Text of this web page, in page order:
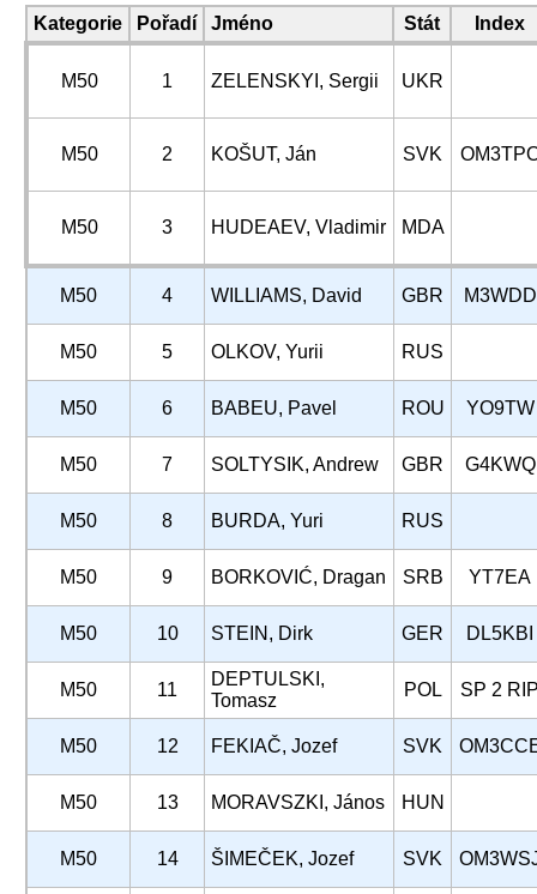
Kategorie Pořadí Jméno Stát Index
M50 1 ZELENSKYI, Sergii UKR
M50 2 KOŠUT, Ján SVK
M50 3 HUDEAEV, Vladimir MDA
M50 4 WILLIAMS, David GBR M3WDD
M50 5 OLKOV, Yurii RUS
M50 6 BABEU, Pavel ROU YO9TW
M50 7 SOLTYSIK, Andrew GBR G4KWQ
M50 8 BURDA, Yuri RUS
M50 9 BORKOVIĆ, Dragan SRB YT7EA
M50 10 STEIN, Dirk GER DL5KBI
M50 11
DEPTULSKI,
Tomasz
POL SP 2
M50 12 FEKIAČ, Jozef SVK
M50 13 MORAVSZKI, János HUN
M50 14 ŠIMEČEK, Jozef SVK